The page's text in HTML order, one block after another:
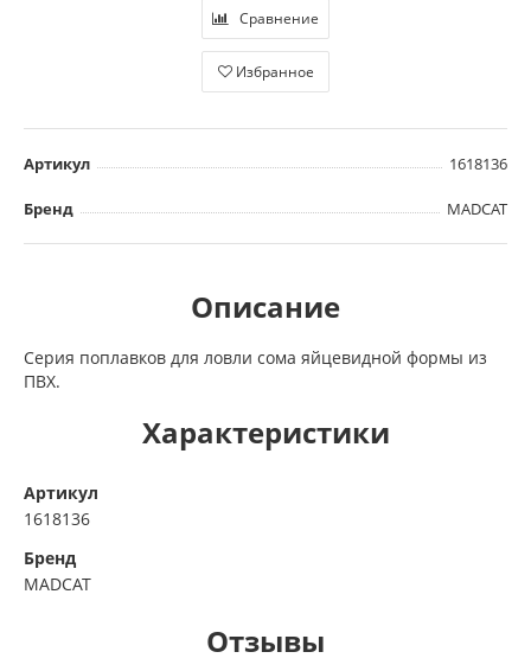
Сравнение
Избранное
Артикул 1618136
Бренд MADCAT
Описание
Серия поплавков для ловли сома яйцевидной формы из
ПВХ.
Характеристики
Артикул
1618136
Бренд
MADCAT
Отзывы